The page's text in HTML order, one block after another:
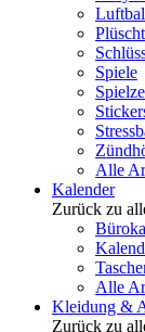
Spiele
Alle
Kalender
Zurück zu
Alle
Kleidung &
Zurück zu